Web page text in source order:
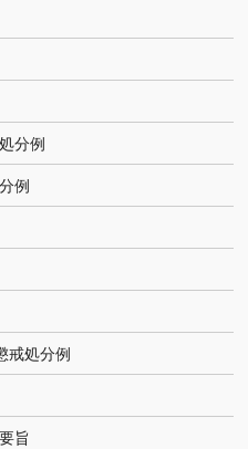
分例
例
戒処分例
旨